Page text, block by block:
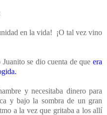
en la vida! ¡O tal vez vino
se dio cuenta de que era
y necesitaba dinero para
y bajo la sombra de un gran
a la vez que gritaba a los allí